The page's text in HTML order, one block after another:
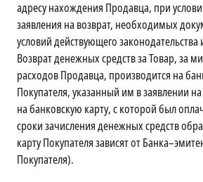
адресу нахождения Продавца, при
заявления на возврат, необходимых
условий действующего
Возврат денежных средств за Товар, за
расходов Продавца, производится на
Покупателя, указанный им в заявлении
на банковскую карту, с которой был
сроки зачисления денежных средств
карту Покупателя зависят от
Покупателя).